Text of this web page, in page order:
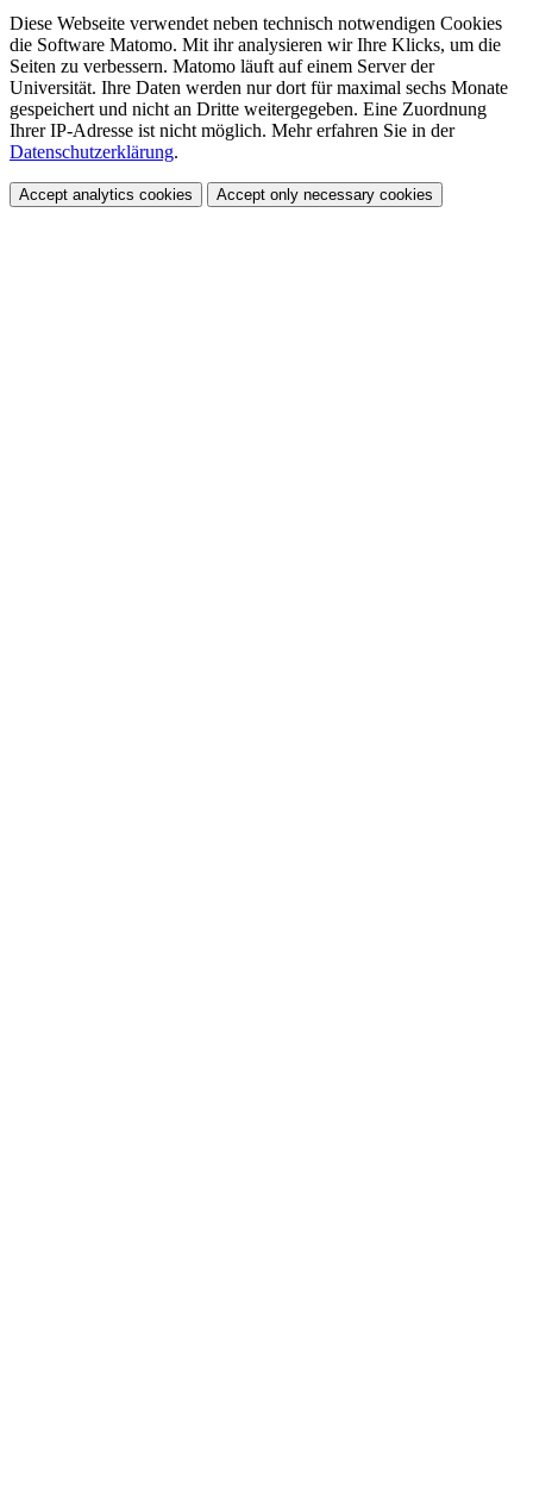
Diese Webseite verwendet neben technisch notwendigen Cookies
die Software Matomo. Mit ihr analysieren wir Ihre Klicks, um die
Seiten zu verbessern. Matomo läuft auf einem Server der
Universität. Ihre Daten werden nur dort für maximal sechs Monate
gespeichert und nicht an Dritte weitergegeben. Eine Zuordnung
Ihrer IP-Adresse ist nicht möglich. Mehr erfahren Sie in der
Datenschutzerklärung.
Accept analytics cookies Accept only necessary cookies